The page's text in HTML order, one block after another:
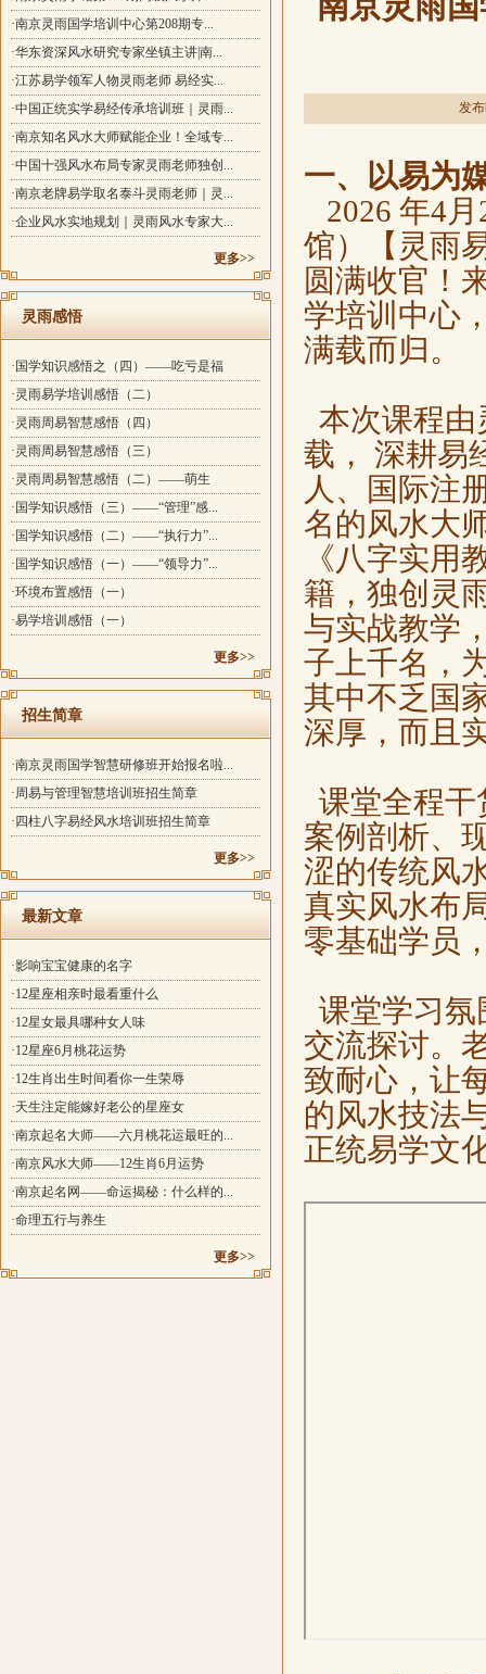
·南京灵雨国学培训中心第208期专...
·华东资深风水研究专家坐镇主讲|南...
·江苏易学领军人物灵雨老师 易经实...
·中国正统实学易经传承培训班｜灵雨...
·南京知名风水大师赋能企业！全域专...
·中国十强风水布局专家灵雨老师独创...
·南京老牌易学取名泰斗灵雨老师｜灵...
·企业风水实地规划｜灵雨风水专家大...
更多>>
灵雨感悟
·国学知识感悟之（四）——吃亏是福
·灵雨易学培训感悟（二）
·灵雨周易智慧感悟（四）
·灵雨周易智慧感悟（三）
·灵雨周易智慧感悟（二）——萌生
·国学知识感悟（三）——“管理”感...
·国学知识感悟（二）——“执行力”...
·国学知识感悟（一）——“领导力”...
·环境布置感悟（一）
·易学培训感悟（一）
更多>>
招生简章
·南京灵雨国学智慧研修班开始报名啦...
·周易与管理智慧培训班招生简章
·四柱八字易经风水培训班招生简章
更多>>
最新文章
·影响宝宝健康的名字
·12星座相亲时最看重什么
·12星女最具哪种女人味
·12星座6月桃花运势
·12生肖出生时间看你一生荣辱
·天生注定能嫁好老公的星座女
·南京起名大师——六月桃花运最旺的...
·南京风水大师——12生肖6月运势
·南京起名网——命运揭秘：什么样的...
·命理五行与养生
更多>>
发
一、以易为
2026 年4
馆）【灵雨
圆满收官！
学培训中心
满载而归。
本次课程
载， 深耕易
人、国际注
名的风水大
《八字实用
籍，独创灵
与实战教学
子上千名，
其中不乏国
深厚，而且
课堂全程
案例剖析、
涩的传统风
真实风水布
零基础学员
课堂学习
交流探讨。
致耐心，让
的风水技法
正统易学文